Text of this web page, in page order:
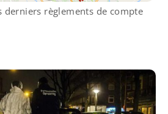
derniers règlements de compte